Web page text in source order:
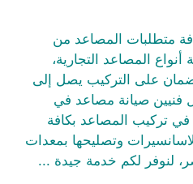
متطلبات المصاعد من
المصاعد التجارية،
ضمان على التركيب يصل إلى
فنيين صيانة مصاعد في
تركيب المصاعد بكافة
وتصليحها بمعدات
لنوفر لكم خدمة جيدة ...